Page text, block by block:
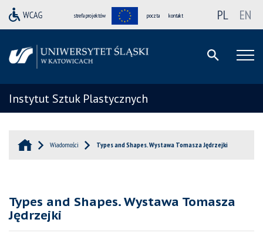
strefa projektów poczta kontakt PL EN
Instytut Sztuk Plastycznych
Wiadomości Types and Shapes. Wystawa Tomasza Jędrzejki
Types and Shapes. Wystawa Tomasza
Jędrzejki